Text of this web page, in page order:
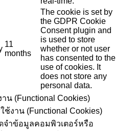
11
months
The cookie is set by
the GDPR Cookie
Consent plugin and
is used to store
whether or not user
has consented to the
use of cookies. It
does not store any
personal data.
น (Functional Cookies)
ช้งาน (Functional Cookies)
จำข้อมูลคอมพิวเตอร์หรือ